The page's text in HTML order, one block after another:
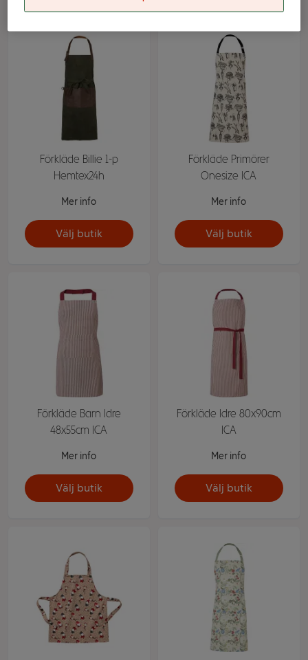
Förkläde Billie 1-p
Hemtex24h
Mer info
Välj butik
Förkläde Primörer
Onesize ICA
Mer info
Välj butik
Förkläde Barn Idre
48x55cm ICA
Mer info
Välj butik
Förkläde Idre 80x90cm
ICA
Mer info
Välj butik